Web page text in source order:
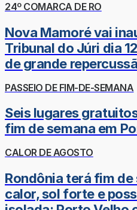
24º COMARCA DE RO
Nova Mamoré vai
Tribunal do Júri dia
de grande
PASSEIO DE FIM-DE-SEMANA
Seis lugares
fim de semana em
CALOR DE AGOSTO
Rondônia terá fim
calor, sol forte e